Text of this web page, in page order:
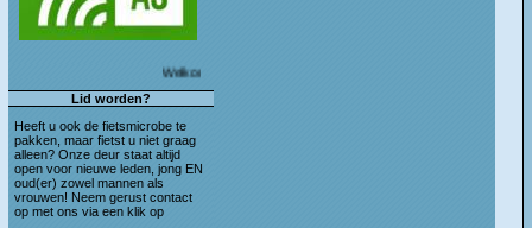
Welkom op de blog van WTC Sportief As!
Lid worden?
Heeft u ook de fietsmicrobe te
pakken, maar fietst u niet graag
alleen? Onze deur staat altijd
open voor nieuwe leden, jong EN
oud(er) zowel mannen als
vrouwen! Neem gerust contact
op met ons via een klik op